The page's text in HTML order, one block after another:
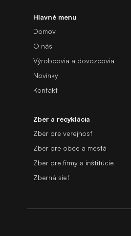
Hlavné menu
Domov
O nás
Výrobcovia a dovozcovia
Novinky
Kontakt
Zber a recyklácia
Zber pre verejnosť
Zber pre obce a mestá
Zber pre firmy a inštitúcie
Zberná sieť